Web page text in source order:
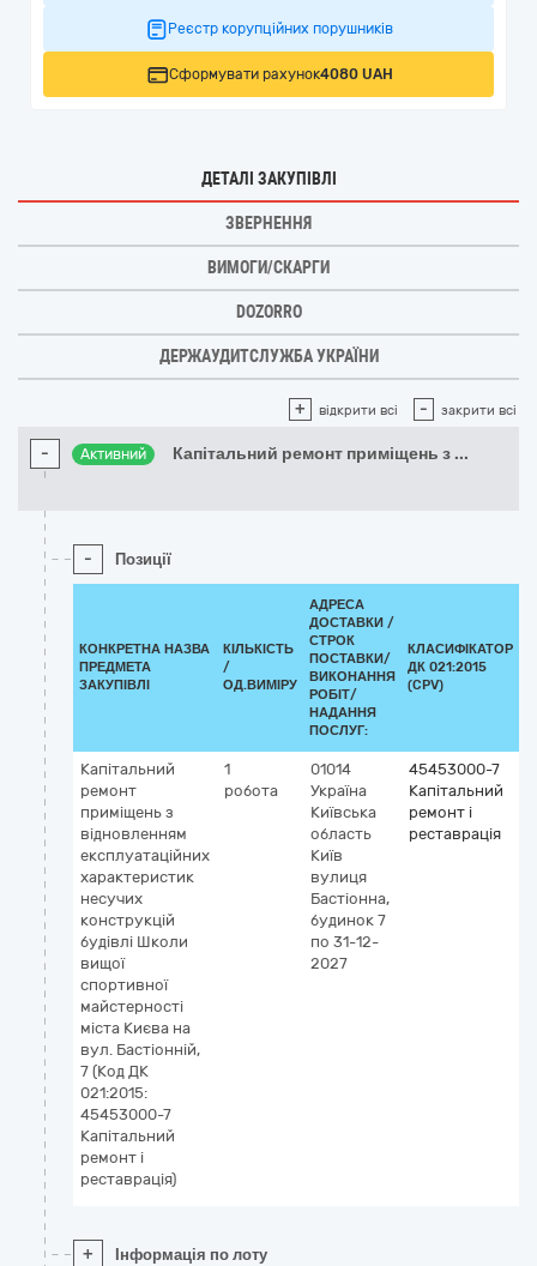
Реєстр корупційних порушників
Сформувати рахунок4080 UAH
ДЕТАЛІ ЗАКУПІВЛІ
ЗВЕРНЕННЯ
ВИМОГИ/СКАРГИ
DOZORRO
ДЕРЖАУДИТСЛУЖБА УКРАЇНИ
+ відкрити всі - закрити всі
- Активний Капітальний ремонт приміщень з ...
- Позиції
КОНКРЕТНА НАЗВА
ПРЕДМЕТА
ЗАКУПІВЛІ
КІЛЬКІСТЬ
/
ОД.ВИМІРУ
АДРЕСА
ДОСТАВКИ /
СТРОК
ПОСТАВКИ/
ВИКОНАННЯ
РОБІТ/
НАДАННЯ
ПОСЛУГ:
КЛАСИФІКАТОР
ДК 021:2015
(CPV)
Капітальний
ремонт
приміщень з
відновленням
експлуатаційних
характеристик
несучих
конструкцій
будівлі Школи
вищої
спортивної
майстерності
міста Києва на
вул. Бастіонній,
7 (Код ДК
021:2015:
45453000-7
Капітальний
ремонт і
реставрація)
1
робота
01014
Україна
Київська
область
Київ
вулиця
Бастіонна,
будинок 7
по 31-12-
2027
45453000-7
Капітальний
ремонт і
реставрація
+ Інформація по лоту